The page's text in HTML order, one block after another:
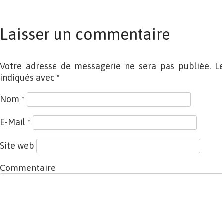
Laisser un commentaire
Votre adresse de messagerie ne sera pas publiée.
indiqués avec *
Nom *
E-Mail *
Site web
Commentaire